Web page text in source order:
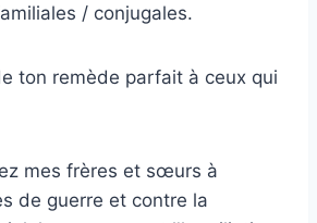
/ conjugales.
ton remède parfait à ceux qui
mes frères et sœurs à
de guerre et contre la